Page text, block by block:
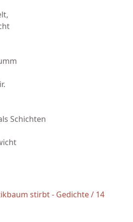
Schichten
stirbt - Gedichte / 14